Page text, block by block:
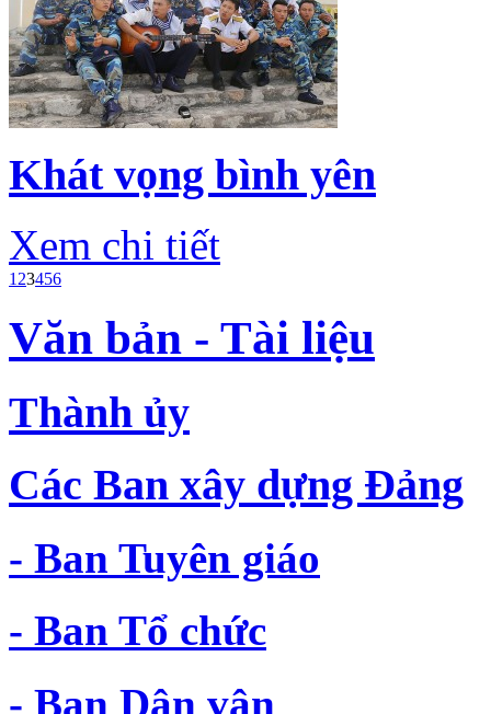
Khát vọng bình yên
Xem chi tiết
1 23456
Văn bản - Tài liệu
Thành ủy
Các Ban xây dựng Đảng
- Ban Tuyên giáo
- Ban Tổ chức
- Ban Dân vận